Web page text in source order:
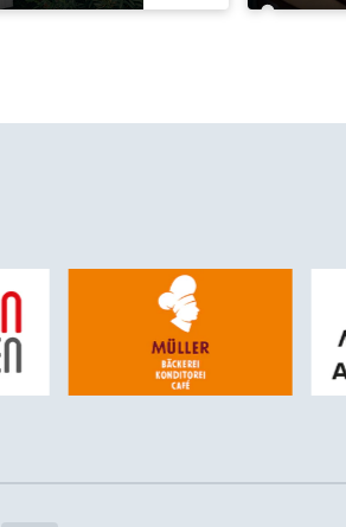
Tour